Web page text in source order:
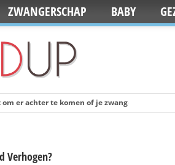
ZWANGERSCHAP BABY
er achter te komen of je zwanger bent
case Posted 13 years ago
Verhogen?